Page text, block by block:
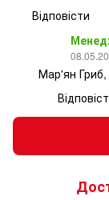
Відповісти
Мар'ян Гриб,